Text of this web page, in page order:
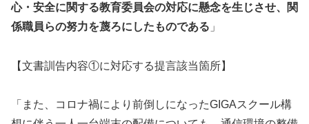
心・安全に関する教育委員会の対応に懸念を生じさせ、関
係職員らの努力を蔑ろにしたものである 」
【文書訓告内容①に対応する提言該当箇所】
「また、コロナ禍により前倒しになったGIGAスクール構